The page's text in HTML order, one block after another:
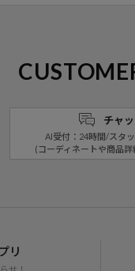
チャ
AI受付：24時間/スタ
(コーディネートや商品
リ